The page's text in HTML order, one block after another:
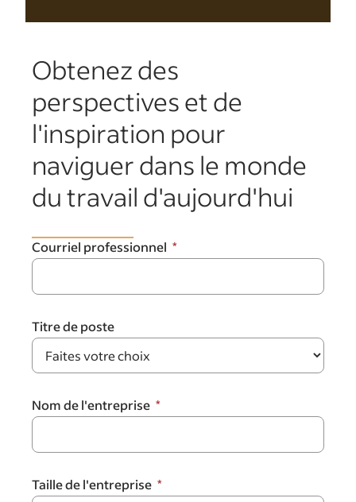
Obtenez des
perspectives et de
l'inspiration pour
naviguer dans le monde
du travail d'aujourd'hui
Courriel professionnel
Titre de poste
Nom de l'entreprise
Taille de l'entreprise